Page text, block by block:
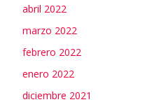
abril 2022
marzo 2022
febrero 2022
enero 2022
diciembre 2021